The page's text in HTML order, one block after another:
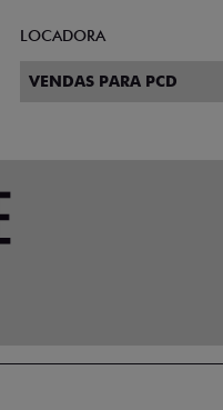
LOCADORA
VENDAS PARA PCD